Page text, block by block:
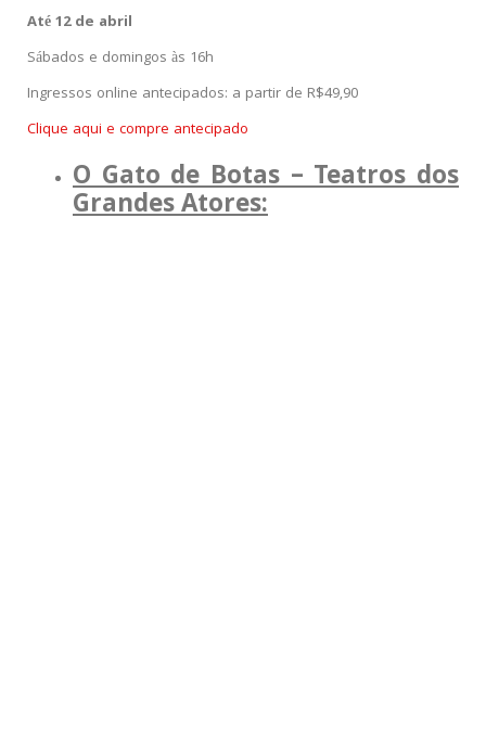
Até 12 de abril
Sábados e domingos às 16h
Ingressos online antecipados: a partir de R$49,90
Clique aqui e compre antecipado
O Gato de Botas – Teatros dos
Grandes Atores: